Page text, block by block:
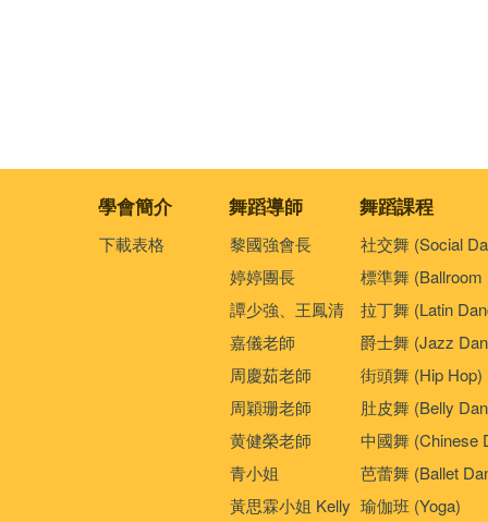
學會簡介 舞蹈導師 舞蹈課程
下載表格
黎國強會長
婷婷團長
譚少強、王鳳清
嘉儀老師
周慶茹老師
周穎珊老師
黄健榮老師
青小姐
黃思霖小姐 Kelly
社交舞 (Social
標準舞 (Ballroom
拉丁舞 (Latin
爵士舞 (Jazz
街頭舞 (Hip Hop)
肚皮舞 (Belly
中國舞 (Chinese
芭蕾舞 (Ballet
瑜伽班 (Yoga)